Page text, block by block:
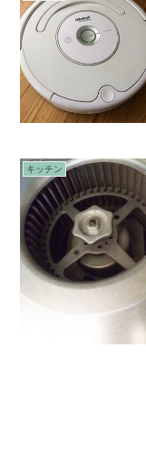
キッチン